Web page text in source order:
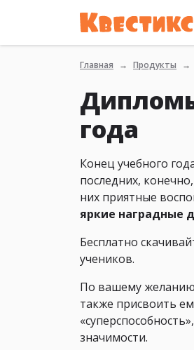
Главная Продукты
года
Конец учебного
последних,
них приятные
яркие наградные
Бесплатно
учеников.
По вашему желанию
также присвоить
значимости.